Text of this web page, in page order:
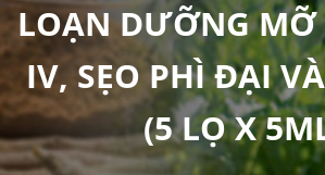
LOẠN DƯỠNG
IV, SẸO PHÌ ĐẠI
(5 LỌ X